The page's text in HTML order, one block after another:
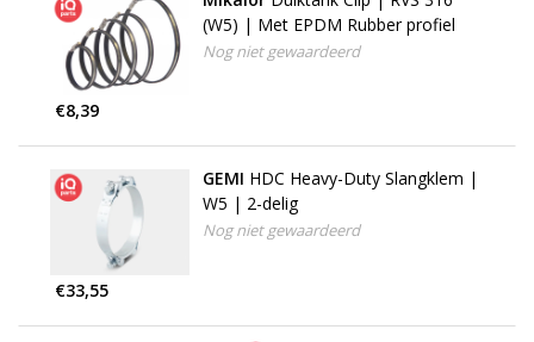
(W5) | Met EPDM Rubber profiel
Nog niet gewaardeerd
€8,39
GEMI HDC Heavy-Duty Slangklem |
W5 | 2-delig
Nog niet gewaardeerd
€33,55